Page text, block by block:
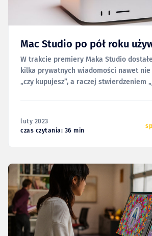
Mac Studio po pół roku
W trakcie premiery Maka Studio
kilka prywatnych wiadomości nawet
„czy kupujesz”, a raczej stwierdzeniem
zamieszczę po
luty 2023
czas czytania: 36 min